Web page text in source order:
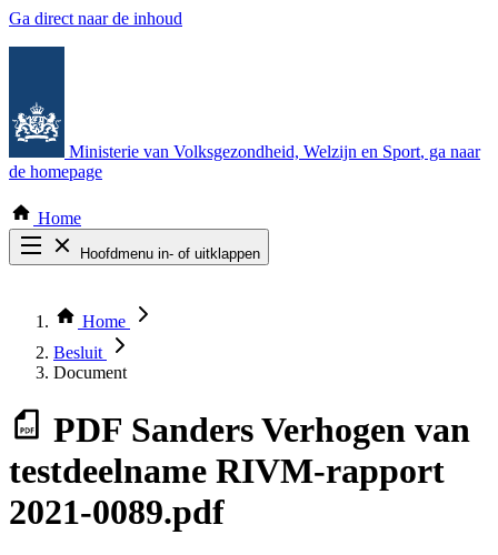
Ga direct naar de inhoud
Ministerie van Volksgezondheid, Welzijn en Sport, ga naar
de homepage
Home
Hoofdmenu in- of uitklappen
Thema COVID-19
Bekijk per bestuursorgaan
Home
Besluit
Document
PDF Sanders Verhogen van
testdeelname RIVM-rapport
2021-0089.pdf